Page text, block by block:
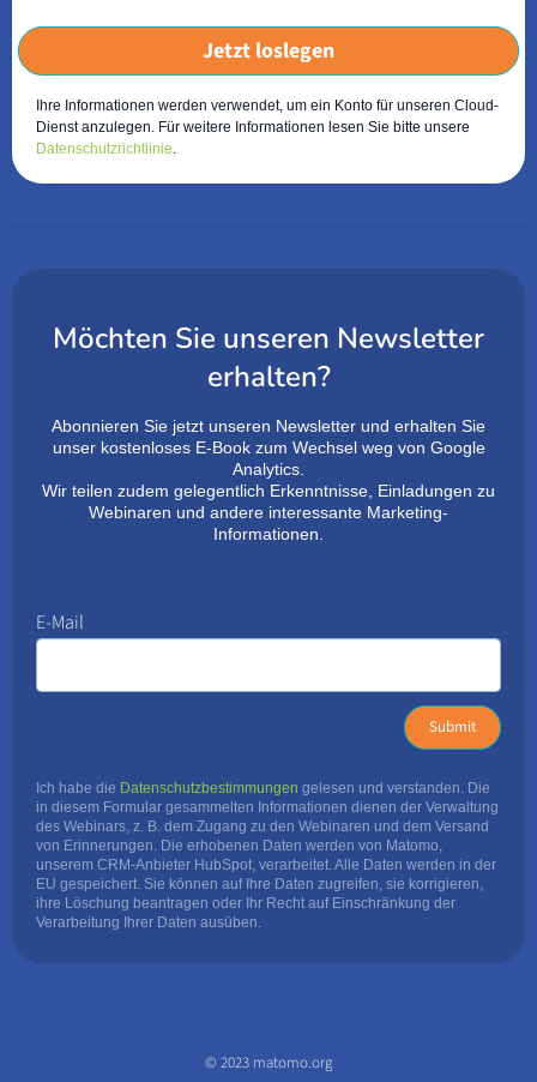
Jetzt loslegen
Ihre Informationen werden verwendet, um ein Konto für unseren Cloud-
Dienst anzulegen. Für weitere Informationen lesen Sie bitte unsere
Datenschutzrichtlinie.
Möchten Sie unseren Newsletter
erhalten?
Abonnieren Sie jetzt unseren Newsletter und erhalten Sie
unser kostenloses E-Book zum Wechsel weg von Google
Analytics.
Wir teilen zudem gelegentlich Erkenntnisse, Einladungen zu
Webinaren und andere interessante Marketing-
Informationen.
E-Mail
Ich habe die Datenschutzbestimmungen gelesen und verstanden. Die
in diesem Formular gesammelten Informationen dienen der Verwaltung
des Webinars, z. B. dem Zugang zu den Webinaren und dem Versand
von Erinnerungen. Die erhobenen Daten werden von Matomo,
unserem CRM-Anbieter HubSpot, verarbeitet. Alle Daten werden in der
EU gespeichert. Sie können auf Ihre Daten zugreifen, sie korrigieren,
ihre Löschung beantragen oder Ihr Recht auf Einschränkung der
Verarbeitung Ihrer Daten ausüben.
© 2023 matomo.org